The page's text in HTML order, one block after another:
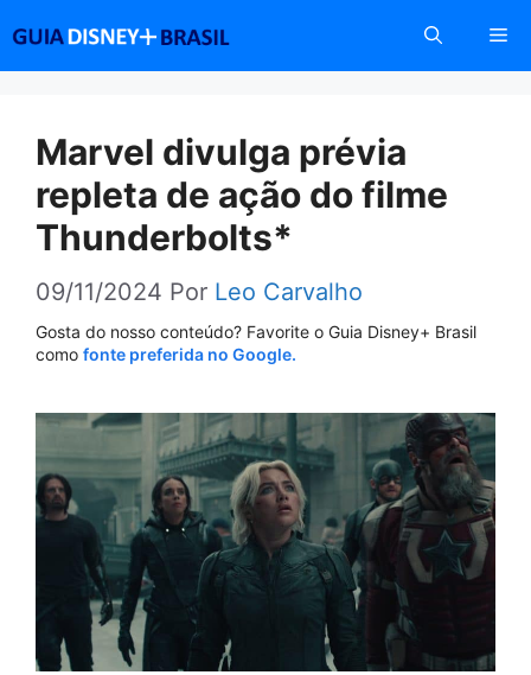
conteúdo
Marvel divulga prévia
repleta de ação do filme
Thunderbolts*
09/11/2024 Por Leo Carvalho
Gosta do nosso conteúdo? Favorite o Guia Disney+ Brasil
como fonte preferida no Google.